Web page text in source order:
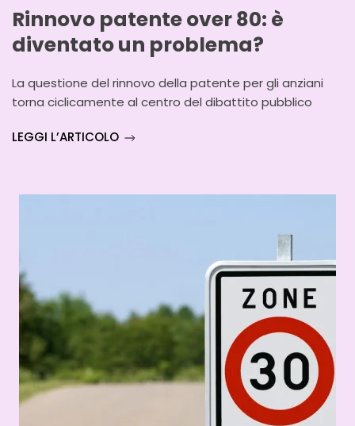
Rinnovo patente over 80: è
diventato un problema?
La questione del rinnovo della patente per gli anziani
torna ciclicamente al centro del dibattito pubblico
LEGGI L’ARTICOLO